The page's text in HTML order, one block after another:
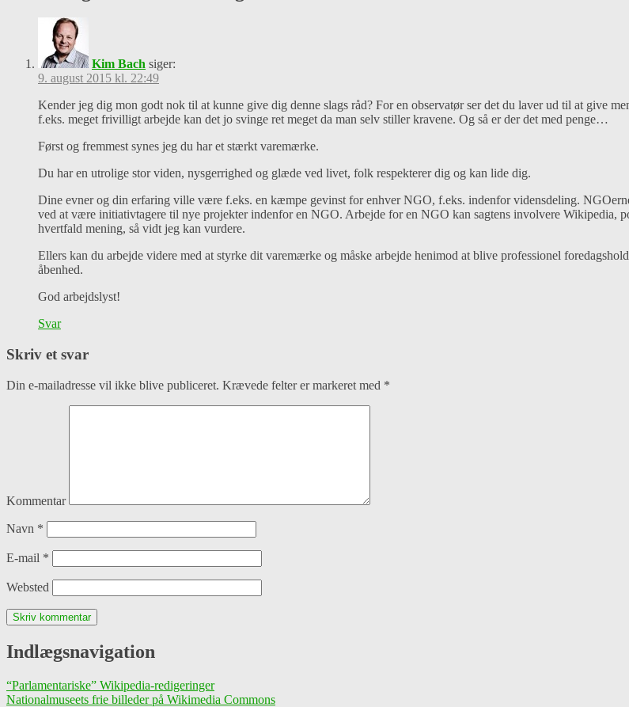
Kim Bach siger:
9. august 2015 kl. 22:49
Kender jeg dig mon godt nok til at kunne give dig denne slags råd? For en observatør ser det du laver ud til at give
f.eks. meget frivilligt arbejde kan det jo svinge ret meget da man selv stiller kravene. Og så er der det med penge…
Først og fremmest synes jeg du har et stærkt varemærke.
Du har en utrolige stor viden, nysgerrighed og glæde ved livet, folk respekterer dig og kan lide dig.
Dine evner og din erfaring ville være f.eks. en kæmpe gevinst for enhver NGO, f.eks. indenfor vidensdeling.
ved at være initiativtagere til nye projekter indenfor en NGO. Arbejde for en NGO kan sagtens involvere
hvertfald mening, så vidt jeg kan vurdere.
Ellers kan du arbejde videre med at styrke dit varemærke og måske arbejde henimod at blive professionel
åbenhed.
God arbejdslyst!
Svar
Skriv et svar
Din e-mailadresse vil ikke blive publiceret. Krævede felter er markeret med *
Kommentar
Navn *
E-mail *
Websted
Indlægsnavigation
“Parlamentariske” Wikipedia-redigeringer
Nationalmuseets frie billeder på Wikimedia Commons